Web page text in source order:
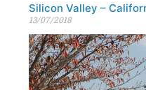
Silicon Valley –
13/07/2018